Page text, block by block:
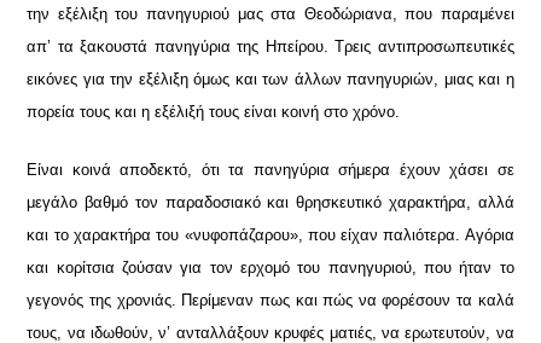
την εξέλιξη του πανηγυριού μας στα Θεοδώριανα, που παραμένει
απ’ τα ξακουστά πανηγύρια της Ηπείρου. Τρεις αντιπροσωπευτικές
εικόνες για την εξέλιξη όμως και των άλλων πανηγυριών, μιας και η
πορεία τους και η εξέλιξή τους είναι κοινή στο χρόνο.
Είναι κοινά αποδεκτό, ότι τα πανηγύρια σήμερα έχουν χάσει σε
μεγάλο βαθμό τον παραδοσιακό και θρησκευτικό χαρακτήρα, αλλά
και το χαρακτήρα του «νυφοπάζαρου», που είχαν παλιότερα. Αγόρια
και κορίτσια ζούσαν για τον ερχομό του πανηγυριού, που ήταν το
γεγονός της χρονιάς. Περίμεναν πως και πώς να φορέσουν τα καλά
τους, να ιδωθούν, ν’ ανταλλάξουν κρυφές ματιές, να ερωτευτούν, να